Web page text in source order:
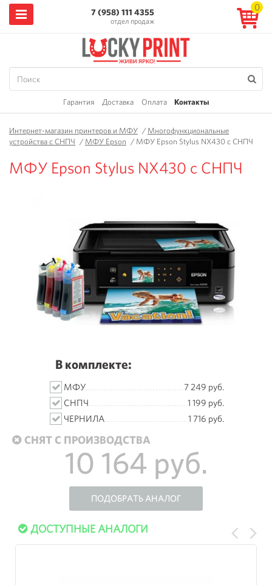
7 (958) 111 4355
отдел продаж
0
Гарантия Доставка Оплата Контакты
Интернет-магазин принтеров и МФУ /Многофункциональные
устройства с СНПЧ /МФУ Epson /МФУ Epson Stylus NX430 с СНПЧ
МФУ Epson Stylus NX430 с СНПЧ
В комплекте:
МФУ
7 249 руб.
СНПЧ
1 199 руб.
ЧЕРНИЛА
1 716 руб.
СНЯТ С ПРОИЗВОДСТВА
10 164 руб.
ПОДОБРАТЬ АНАЛОГ
ДОСТУПНЫЕ АНАЛОГИ